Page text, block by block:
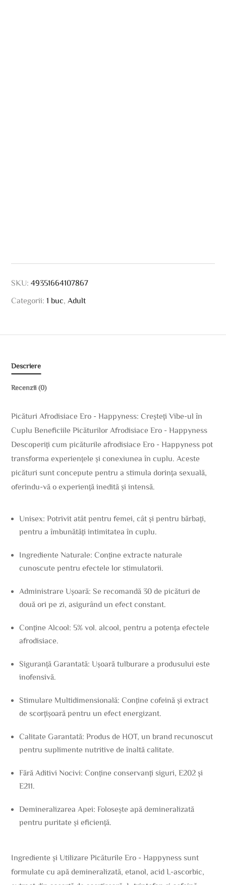
SKU:49351664107867
Categorii:1 buc Adult
Descriere
Recenzii (0)
Picături Afrodisiace Ero - Happyness: Creșteți Vibe-ul în
Cuplu Beneficiile Picăturilor Afrodisiace Ero - Happyness
Descoperiți cum picăturile afrodisiace Ero - Happyness pot
transforma experiențele și conexiunea în cuplu. Aceste
picături sunt concepute pentru a stimula dorința sexuală,
oferindu-vă o experiență inedită și intensă.
Unisex: Potrivit atât pentru femei, cât și pentru bărbați,
pentru a îmbunătăți intimitatea în cuplu.
Ingrediente Naturale: Conține extracte naturale
cunoscute pentru efectele lor stimulatorii.
Administrare Ușoară: Se recomandă 30 de picături de
două ori pe zi, asigurând un efect constant.
Conține Alcool: 5% vol. alcool, pentru a potența efectele
afrodisiace.
Siguranță Garantată: Ușoară tulburare a produsului este
inofensivă.
Stimulare Multidimensională: Conține cofeină și extract
de scorțișoară pentru un efect energizant.
Calitate Garantată: Produs de HOT, un brand recunoscut
pentru suplimente nutritive de înaltă calitate.
Fără Aditivi Nocivi: Conține conservanți siguri, E202 și
E211.
Demineralizarea Apei: Folosește apă demineralizată
pentru puritate și eficiență.
Ingrediente și Utilizare Picăturile Ero - Happyness sunt
formulate cu apă demineralizată, etanol, acid L-ascorbic,